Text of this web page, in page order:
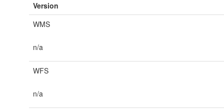
Version
WMS
n/a
WFS
n/a